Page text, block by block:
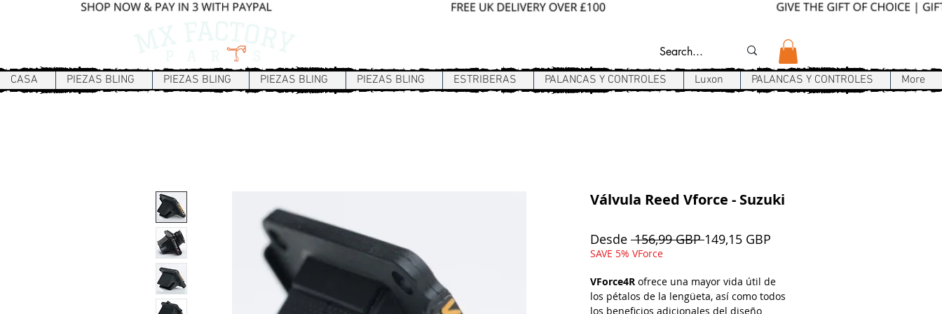
CASA PIEZAS BLING PIEZAS BLING PIEZAS BLING PIEZAS BLING ESTRIBERAS PALANCAS Y CONTROLES Luxon PALANCAS Y CONTROLES More
Válvula Reed Vforce - Suzuki
Desde 156,99 GBP Precio
149,15 GBP
SAVE 5% VForce
VForce4R ofrece una mayor vida útil de
los pétalos de la lengüeta, así como todos
los beneficios adicionales del diseño